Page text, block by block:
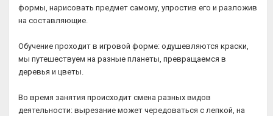
формы, нарисовать предмет самому, упростив его и разложив
на составляющие.
Обучение проходит в игровой форме: одушевляются краски,
мы путешествуем на разные планеты, превращаемся в
деревья и цветы.
Во время занятия происходит смена разных видов
деятельности: вырезание может чередоваться с лепкой, на